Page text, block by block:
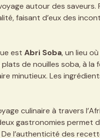
autour des saveurs.
faisant d’eux des
est Abri Soba, un lieu
de nouilles soba, à la
minutieux. Les
culinaire à travers
gastronomies permet
l’authenticité des